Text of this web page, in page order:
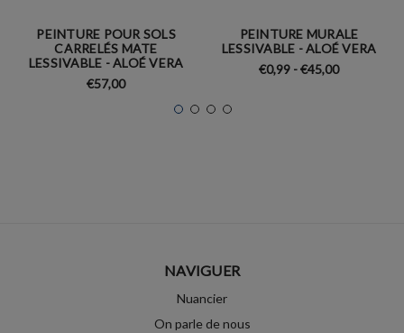
PEINTURE POUR SOLS
CARRELÉS MATE
LESSIVABLE - ALOÉ VERA
€57,00
PEINTURE MURALE
LESSIVABLE - ALOÉ VERA
€0,99 - €45,00
NAVIGUER
Nuancier
On parle de nous